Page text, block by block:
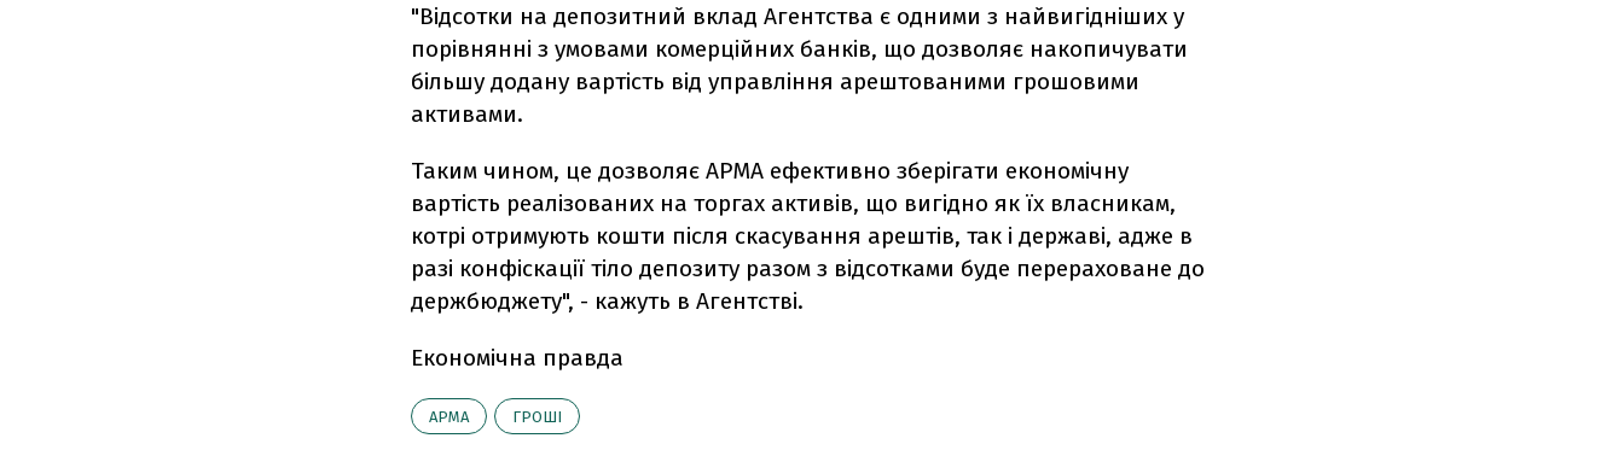
"Відсотки на депозитний вклад Агентства є одними з найвигідніших у
порівнянні з умовами комерційних банків, що дозволяє накопичувати
більшу додану вартість від управління арештованими грошовими
активами.
Таким чином, це дозволяє АРМА ефективно зберігати економічну
вартість реалізованих на торгах активів, що вигідно як їх власникам,
котрі отримують кошти після скасування арештів, так і державі, адже в
разі конфіскації тіло депозиту разом з відсотками буде перераховане до
держбюджету", - кажуть в Агентстві.
Економічна правда
АРМА ГРОШІ